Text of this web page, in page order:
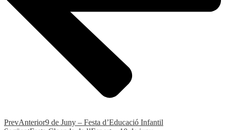
PrevAnterior9 de Juny – Festa d’Educació Infantil